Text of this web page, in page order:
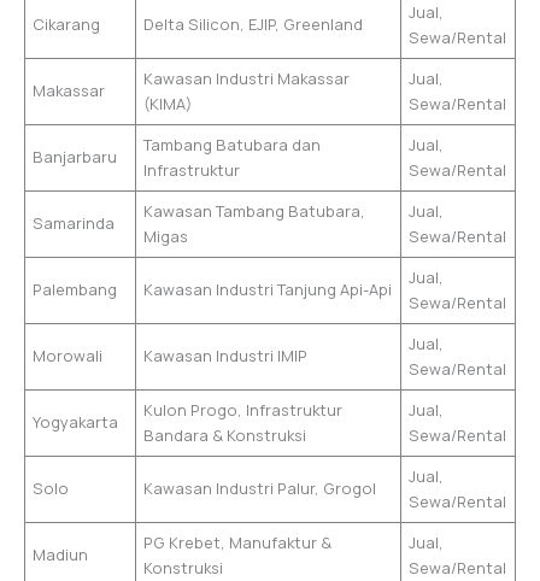
Cikarang Delta Silicon, EJIP, Greenland
Jual,
Sewa/Rental
Makassar
Kawasan Industri Makassar
(KIMA)
Jual,
Sewa/Rental
Banjarbaru
Tambang Batubara dan
Infrastruktur
Jual,
Sewa/Rental
Samarinda
Kawasan Tambang Batubara,
Migas
Jual,
Sewa/Rental
Palembang Kawasan Industri Tanjung Api-Api
Jual,
Sewa/Rental
Morowali Kawasan Industri IMIP
Jual,
Sewa/Rental
Yogyakarta
Kulon Progo, Infrastruktur
Bandara & Konstruksi
Jual,
Sewa/Rental
Solo Kawasan Industri Palur, Grogol
Jual,
Sewa/Rental
Madiun
PG Krebet, Manufaktur &
Konstruksi
Jual,
Sewa/Rental